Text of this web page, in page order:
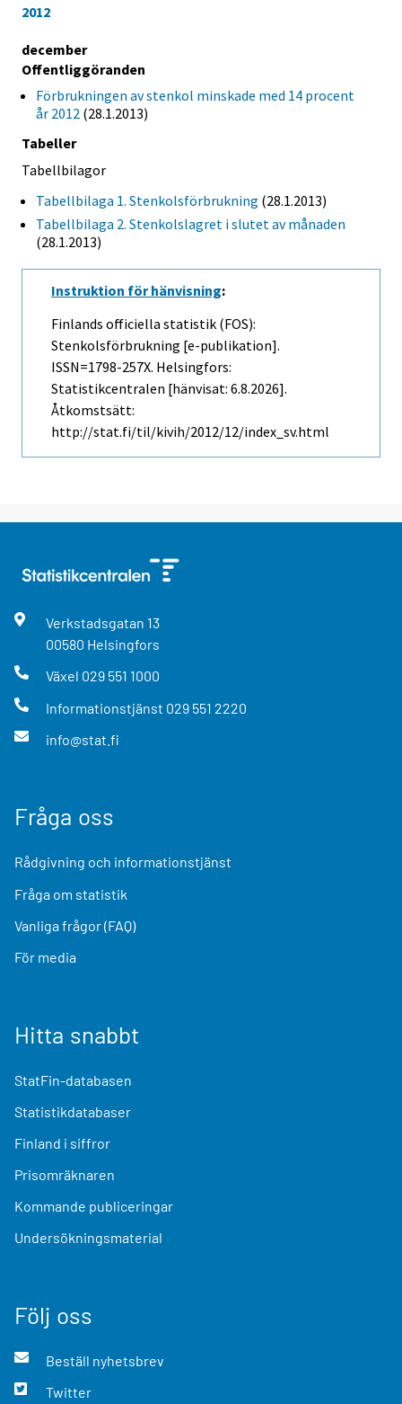
2012
december
Offentliggöranden
Förbrukningen av stenkol minskade med 14 procent
år 2012 (28.1.2013)
Tabeller
Tabellbilagor
Tabellbilaga 1. Stenkolsförbrukning (28.1.2013)
Tabellbilaga 2. Stenkolslagret i slutet av månaden
(28.1.2013)
Instruktion för hänvisning:
Finlands officiella statistik (FOS):
Stenkolsförbrukning [e-publikation].
ISSN=1798-257X. Helsingfors:
Statistikcentralen [hänvisat: 6.8.2026].
Åtkomstsätt:
http://stat.fi/til/kivih/2012/12/index_sv.html
Verkstadsgatan 13
00580 Helsingfors
Växel 029 551 1000
Informationstjänst 029 551 2220
info@stat.fi
Fråga oss
Rådgivning och informationstjänst
Fråga om statistik
Vanliga frågor (FAQ)
För media
Hitta snabbt
StatFin-databasen
Statistikdatabaser
Finland i siffror
Prisomräknaren
Kommande publiceringar
Undersökningsmaterial
Följ oss
Beställ nyhetsbrev
Twitter